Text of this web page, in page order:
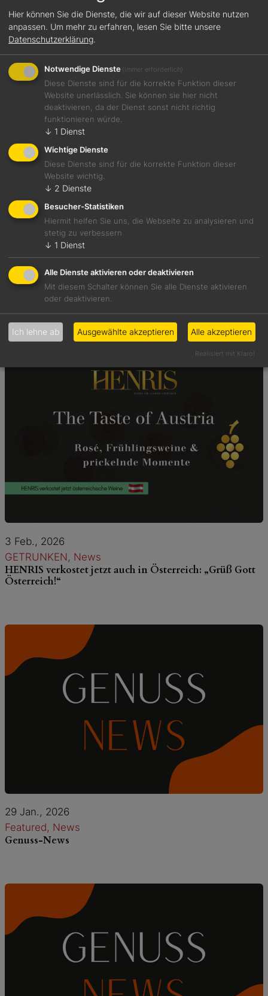
12 Feb., 2026
Featured, News
6 Feb., 2026
Featured, News
Genuss-News
3 Feb., 2026
GETRUNKEN, News
HENRIS verkostet jetzt auch in Österreich: „Grüß Gott
Österreich!“
29 Jan., 2026
Featured, News
Genuss-News
Hier können Sie die Dienste, die wir auf dieser Website nutzen
anpassen. Um mehr zu erfahren, lesen Sie bitte unsere
Datenschutzerklärung.
Notwendige Dienste (immer erforderlich)
Diese Dienste sind für die korrekte Funktion dieser
Website unerlässlich. Sie können sie hier nicht
deaktivieren, da der Dienst sonst nicht richtig
funktionieren würde.
↓ 1 Dienst
Wichtige Dienste
Diese Dienste sind für die korrekte Funktion dieser
Website wichtig.
↓ 2 Dienste
Besucher-Statistiken
Hiermit helfen Sie uns, die Webseite zu analysieren und
stetig zu verbessern
↓ 1 Dienst
Alle Dienste aktivieren oder deaktivieren
Mit diesem Schalter können Sie alle Dienste aktivieren
oder deaktivieren.
Ich lehne ab Ausgewählte akzeptieren Alle akzeptieren
Realisiert mit Klaro!